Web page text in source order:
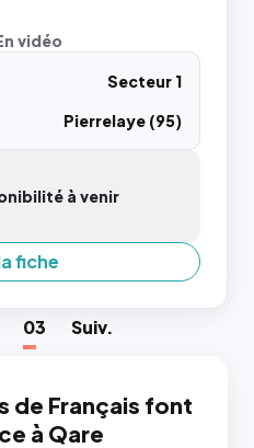
vidéo
Secteur 1
Pierrelaye (95)
à venir
fiche
03 Suiv.
de Français font
à Qare